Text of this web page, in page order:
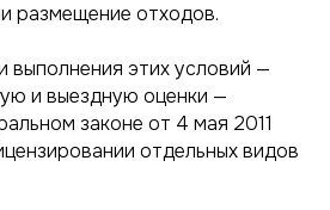
размещение отходов.
выполнения этих условий —
и выездную оценки —
законе от 4 мая 2011
отдельных видов